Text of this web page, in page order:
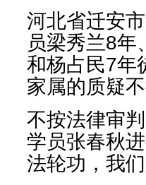
河北省迁安
员梁秀兰8年
和杨占民7年
家属的质疑
不按法律审
学员张春秋
法轮功，我